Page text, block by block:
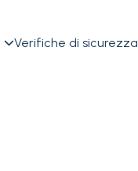
Verifiche di sicurezza